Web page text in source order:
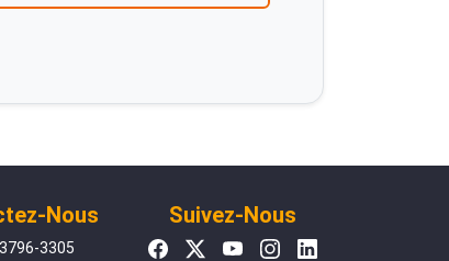
Nous
3305
Suivez-Nous